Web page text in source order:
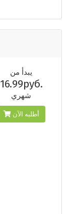
يبدأ من
16.99руб.
شهري
أطلبه الآن